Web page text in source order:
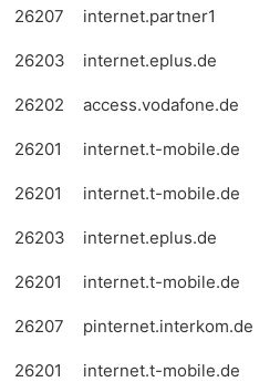
26207 internet.partner1
26203 internet.eplus.de
26202 access.vodafone.de
26201 internet.t-mobile.de
26201 internet.t-mobile.de
26203 internet.eplus.de
26201 internet.t-mobile.de
26207 pinternet.interkom.de
26201 internet.t-mobile.de